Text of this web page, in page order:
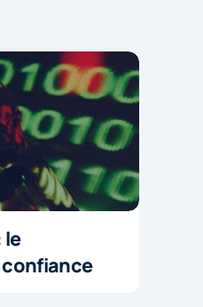
le
confiance